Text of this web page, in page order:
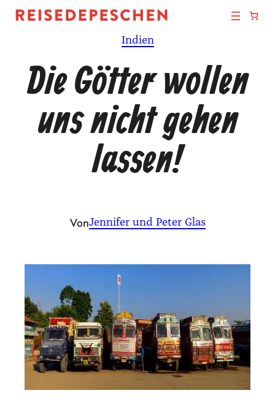
Zum
Indien
Die Götter wollen
uns nicht gehen
lassen!
VonJennifer und Peter Glas